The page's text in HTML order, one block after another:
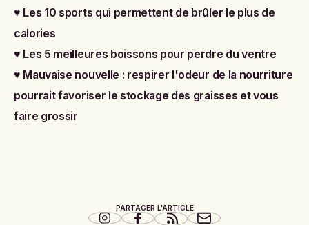
♥ Les 10 sports qui permettent de brûler le plus de
calories
♥ Les 5 meilleures boissons pour perdre du ventre
♥ Mauvaise nouvelle : respirer l'odeur de la nourriture
pourrait favoriser le stockage des graisses et vous
faire grossir
PARTAGER L'ARTICLE